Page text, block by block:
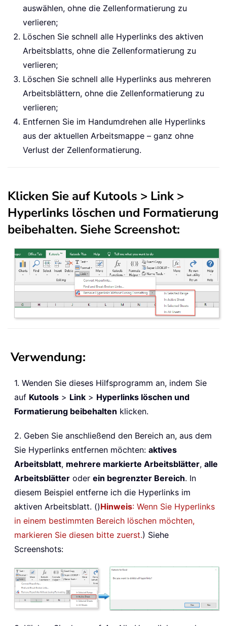
auswählen, ohne die Zellenformatierung zu
verlieren;
Löschen Sie schnell alle Hyperlinks des aktiven
Arbeitsblatts, ohne die Zellenformatierung zu
verlieren;
Löschen Sie schnell alle Hyperlinks aus mehreren
Arbeitsblättern, ohne die Zellenformatierung zu
verlieren;
Entfernen Sie im Handumdrehen alle Hyperlinks
aus der aktuellen Arbeitsmappe – ganz ohne
Verlust der Zellenformatierung.
Klicken Sie auf Kutools > Link >
Hyperlinks löschen und Formatierung
beibehalten. Siehe Screenshot:
Verwendung:
1. Wenden Sie dieses Hilfsprogramm an, indem Sie
auf Kutools > Link > Hyperlinks löschen und
Formatierung beibehalten klicken.
2. Geben Sie anschließend den Bereich an, aus dem
Sie Hyperlinks entfernen möchten: aktives
Arbeitsblatt, mehrere markierte Arbeitsblätter, alle
Arbeitsblätter oder ein begrenzter Bereich. In
diesem Beispiel entferne ich die Hyperlinks im
aktiven Arbeitsblatt. ()Hinweis: Wenn Sie Hyperlinks
in einem bestimmten Bereich löschen möchten,
markieren Sie diesen bitte zuerst.) Siehe
Screenshots: